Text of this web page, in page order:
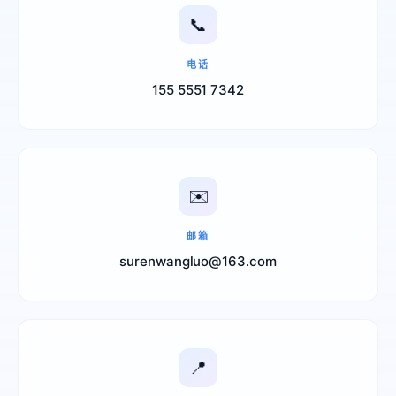
📞
电话
联系电话
155 5551 7342
✉️
邮箱
电子邮箱
surenwangluo@163.com
📍